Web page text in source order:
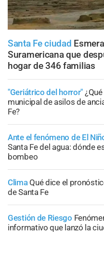
Santa Fe ciudad
Suramericana que
hogar de 346 familias
"Geriátrico del horror"
municipal de asilos de
Fe?
Ante el fenómeno de El
Santa Fe del agua: dónde
bombeo
Clima Qué dice el
de Santa Fe
Gestión de Riesgo
informativo que lanzó la